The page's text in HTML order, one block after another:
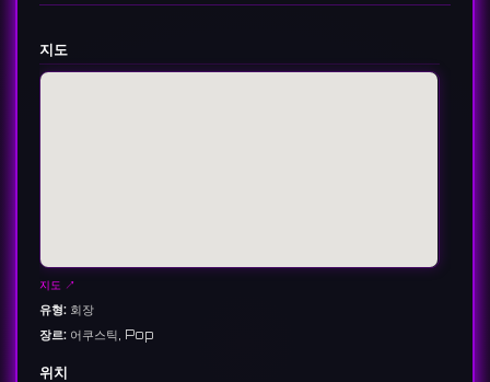
지도
지도 ↗
유형: 회장
장르: 어쿠스틱, Pop
위치